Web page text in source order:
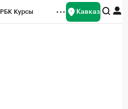
РБК Курсы Кавказ